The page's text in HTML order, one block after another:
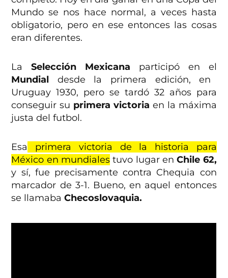
Mundo se nos hace normal, a veces hasta
obligatorio, pero en ese entonces las cosas
eran diferentes.
LaSelección Mexicana participó en el
Mundial desde la primera edición, en
Uruguay 1930, pero se tardó 32 años para
conseguir su primera victoria en la máxima
justa del futbol.
Esa
primera victoria de la historia para
México en mundiales tuvo lugar en Chile 62,
y sí, fue precisamente contra Chequia con
marcador de 3-1. Bueno, en aquel entonces
se llamabaChecoslovaquia.